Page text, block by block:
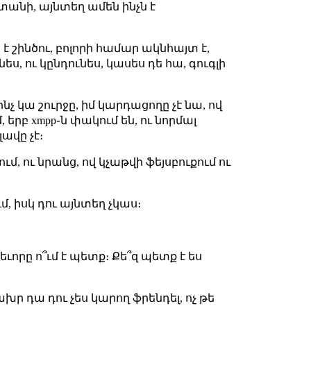
տանի, այնտեղ ամեն ինչն է
շինծու, բոլորի համար ակնհայտ է,
ու կընդունես, կասես դե հա, գուգլի
կա շուրջը, իմ կարդացողը չէ նա, ով
xmpp֊ն փակում են, ու նորմալ
չէ։
ու նրանց, ով կչաթվի ֆեյսբուքում ու
իսկ դու այնտեղ չկաս։
ո՞ւմ է պետք։ Քե՞զ պետք է ես
դա դու չես կարող ֆրենդել, ոչ թե